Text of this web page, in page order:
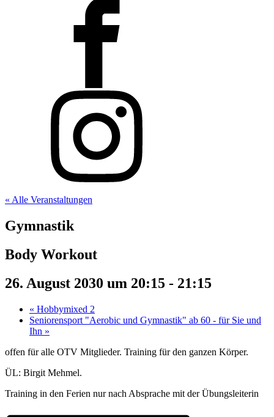
« Alle Veranstaltungen
Gymnastik
Body Workout
26. August 2030 um 20:15 - 21:15
« Hobbymixed 2
Seniorensport "Aerobic und Gymnastik" ab 60 - für Sie und
Ihn »
offen für alle OTV Mitglieder. Training für den ganzen Körper.
ÜL: Birgit Mehmel.
Training in den Ferien nur nach Absprache mit der Übungsleiterin